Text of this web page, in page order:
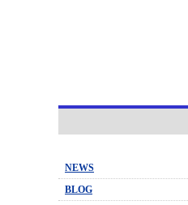
NEWS
BLOG